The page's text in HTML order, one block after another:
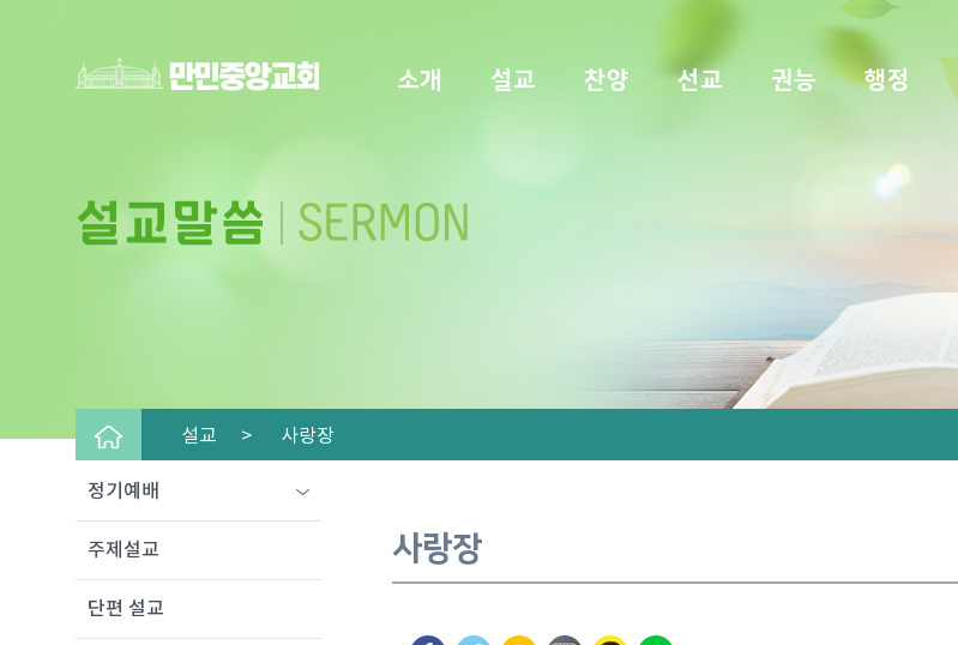
소개 설교 찬양 선교 권능 행정
설교 > 사랑장
사랑장
정기예배
주제설교
단편 설교